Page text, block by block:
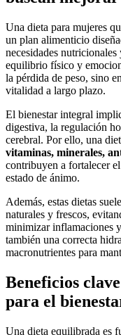
Una dieta para mujeres que buscan mejorar su bienestar integral es
un plan alimenticio
necesidades
equilibrio físico y
la pérdida de peso, sino
vitalidad a largo plazo.
El bienestar integral
digestiva, la regulación
cerebral. Por ello, una
vitaminas, minerales,
contribuyen a fortalecer
estado de ánimo.
Además, estas dietas
naturales y frescos,
minimizar inflamaciones
también una correcta
macronutrientes para
Beneficios
para el
Una dieta equilibrada es